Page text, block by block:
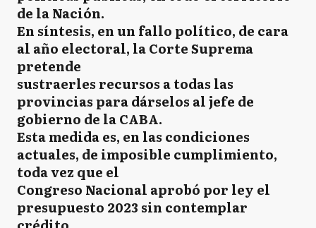
de la Nación.
En síntesis, en un fallo político, de cara
al año electoral, la Corte Suprema
pretende
sustraerles recursos a todas las
provincias para dárselos al jefe de
gobierno de la CABA.
Esta medida es, en las condiciones
actuales, de imposible cumplimiento,
toda vez que el
Congreso Nacional aprobó por ley el
presupuesto 2023 sin contemplar